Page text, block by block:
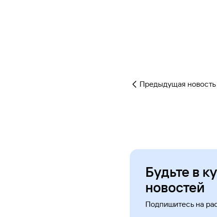
Предыдущая новость
Будьте в
новостей
Подпишитесь на